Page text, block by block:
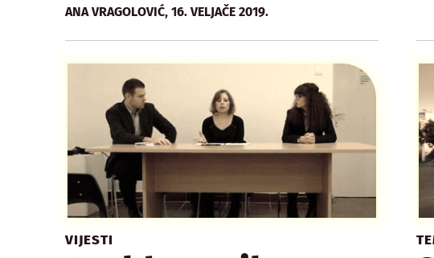
ANA VRAGOLOVIĆ, 16. VELJAČE 2019.
VIJESTI